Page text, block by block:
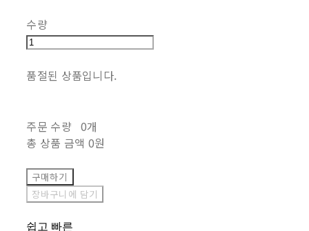
수량
품절된 상품입니다.
주문 수량 0개
총 상품 금액 0원
구매하기
장바구니에 담기
쉽고 빠른